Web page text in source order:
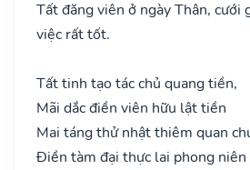
Tất đăng viên ở ngày Thân, cưới
việc rất tốt.
Tất tinh tạo tác chủ quang tiền,
Mãi dắc điền viên hữu lật tiền
Mai táng thử nhật thiêm quan
Điền tàm đại thực lai phong niên